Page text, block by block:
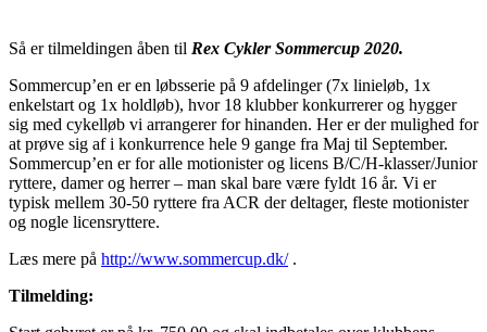
Så er tilmeldingen åben til Rex Cykler Sommercup 2020.
Sommercup’en er en løbsserie på 9 afdelinger (7x linieløb, 1x
enkelstart og 1x holdløb), hvor 18 klubber konkurrerer og hygger
sig med cykelløb vi arrangerer for hinanden. Her er der mulighed for
at prøve sig af i konkurrence hele 9 gange fra Maj til September.
Sommercup’en er for alle motionister og licens B/C/H-klasser/Junior
ryttere, damer og herrer – man skal bare være fyldt 16 år. Vi er
typisk mellem 30-50 ryttere fra ACR der deltager, fleste motionister
og nogle licensryttere.
Læs mere på http://www.sommercup.dk/.
Tilmelding: